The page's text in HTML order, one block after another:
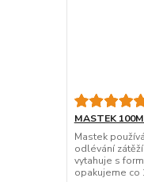
MASTEK
Mastek
odlévání
vytahuje s
opakujeme co